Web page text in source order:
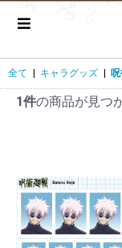
全て キャラグッズ
1件の商品が見つ